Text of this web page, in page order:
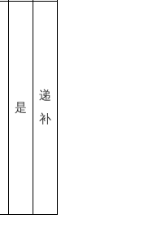
是
递
补